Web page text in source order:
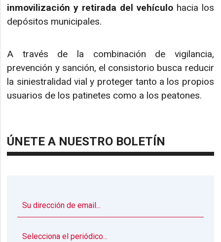
inmovilización y retirada del vehículohacia los
depósitos municipales.
A través de la combinación de vigilancia,
prevención y sanción, el consistorio busca reducir
la siniestralidad vial y proteger tanto a los propios
usuarios de los patinetes como a los peatones.
ÚNETE A NUESTRO BOLETÍN